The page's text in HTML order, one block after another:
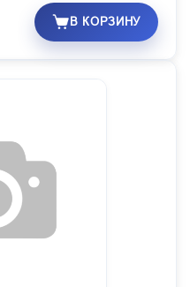
В КОРЗИНУ